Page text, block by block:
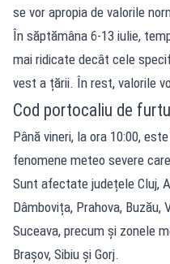
se vor apropia de valorile
În săptămâna 6-13 iulie,
mai ridicate decât cele
vest a țării. În rest, valorile
Cod portocaliu de
Până vineri, la ora 10:00,
fenomene meteo severe
Sunt afectate județele Cluj,
Dâmbovița, Prahova, Buzău,
Suceava, precum și zonele
Brașov, Sibiu și Gorj.